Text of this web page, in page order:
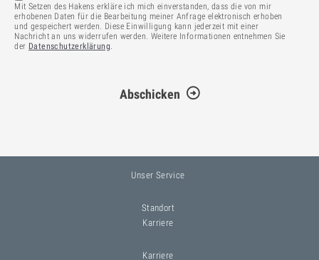
Mit Setzen des Hakens erkläre ich mich einverstanden, dass die von mir
erhobenen Daten für die Bearbeitung meiner Anfrage elektronisch erhoben
und gespeichert werden. Diese Einwilligung kann jederzeit mit einer
Nachricht an uns widerrufen werden. Weitere Informationen entnehmen Sie
der Datenschutzerklärung.
Unser Service
Standort
Karriere
Karriere